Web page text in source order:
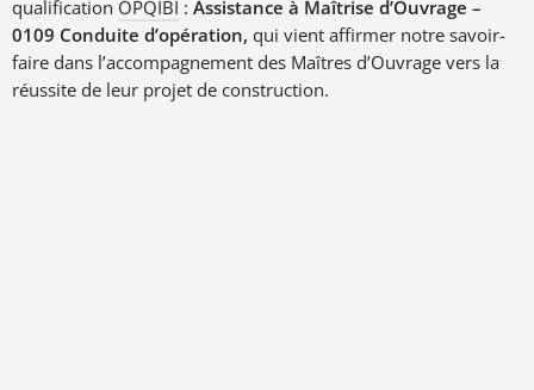
qualification OPQIBI : Assistance à Maîtrise d’Ouvrage –
0109 Conduite d’opération, qui vient affirmer notre savoir-
faire dans l’accompagnement des Maîtres d’Ouvrage vers la
réussite de leur projet de construction.